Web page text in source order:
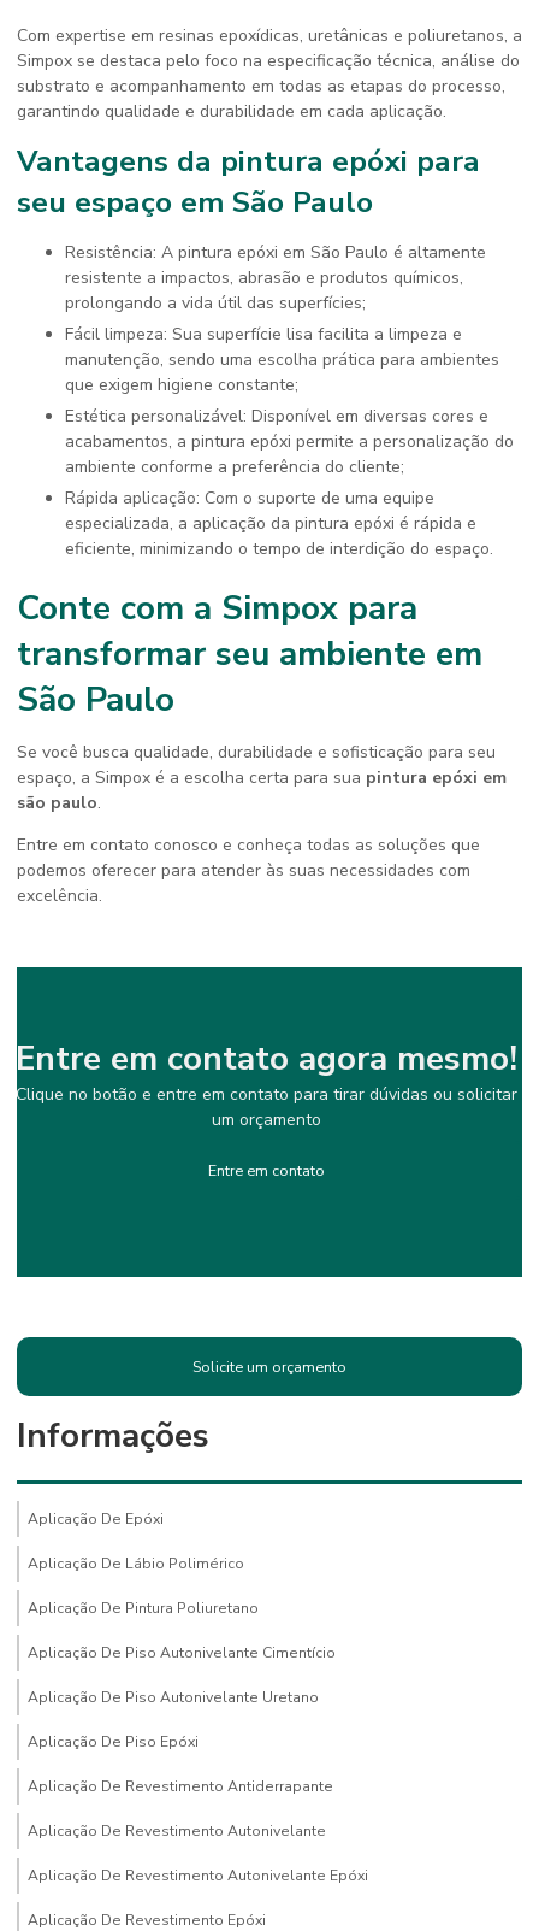
Com expertise em resinas epoxídicas, uretânicas e poliuretanos, a
Simpox se destaca pelo foco na especificação técnica, análise do
substrato e acompanhamento em todas as etapas do processo,
garantindo qualidade e durabilidade em cada aplicação.
Vantagens da pintura epóxi para
seu espaço em São Paulo
Resistência: A pintura epóxi em São Paulo é altamente
resistente a impactos, abrasão e produtos químicos,
prolongando a vida útil das superfícies;
Fácil limpeza: Sua superfície lisa facilita a limpeza e
manutenção, sendo uma escolha prática para ambientes
que exigem higiene constante;
Estética personalizável: Disponível em diversas cores e
acabamentos, a pintura epóxi permite a personalização do
ambiente conforme a preferência do cliente;
Rápida aplicação: Com o suporte de uma equipe
especializada, a aplicação da pintura epóxi é rápida e
eficiente, minimizando o tempo de interdição do espaço.
Conte com a Simpox para
transformar seu ambiente em
São Paulo
Se você busca qualidade, durabilidade e sofisticação para seu
espaço, a Simpox é a escolha certa para sua pintura epóxi em
são paulo.
Entre em contato conosco e conheça todas as soluções que
podemos oferecer para atender às suas necessidades com
excelência.
Entre em contato agora mesmo!
Clique no botão e entre em contato para tirar dúvidas ou solicitar
um orçamento
Entre em contato
Solicite um orçamento
Informações
Aplicação De Epóxi
Aplicação De Lábio Polimérico
Aplicação De Pintura Poliuretano
Aplicação De Piso Autonivelante Cimentício
Aplicação De Piso Autonivelante Uretano
Aplicação De Piso Epóxi
Aplicação De Revestimento Antiderrapante
Aplicação De Revestimento Autonivelante
Aplicação De Revestimento Autonivelante Epóxi
Aplicação De Revestimento Epóxi